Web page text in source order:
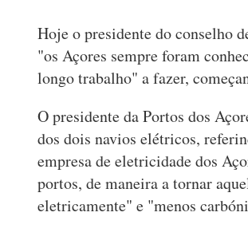
Hoje o presidente do conselho
"os Açores sempre foram
longo trabalho" a fazer,
O presidente da Portos dos
dos dois navios elétricos,
empresa de eletricidade dos
portos, de maneira a tornar
eletricamente" e "menos